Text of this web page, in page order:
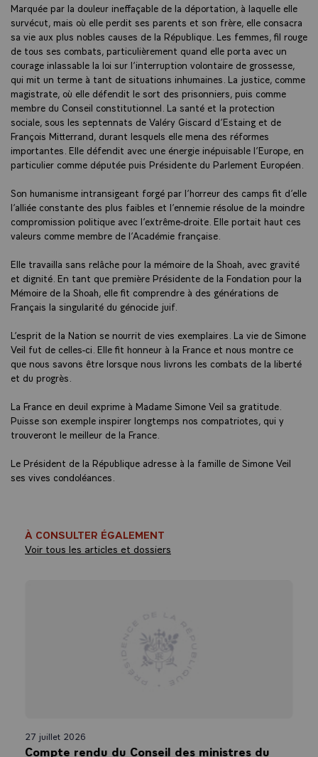
Marquée par la douleur ineffaçable de la déportation, à laquelle elle
survécut, mais où elle perdit ses parents et son frère, elle consacra
sa vie aux plus nobles causes de la République. Les femmes, fil rouge
de tous ses combats, particulièrement quand elle porta avec un
courage inlassable la loi sur l’interruption volontaire de grossesse,
qui mit un terme à tant de situations inhumaines. La justice, comme
magistrate, où elle défendit le sort des prisonniers, puis comme
membre du Conseil constitutionnel. La santé et la protection
sociale, sous les septennats de Valéry Giscard d’Estaing et de
François Mitterrand, durant lesquels elle mena des réformes
importantes. Elle défendit avec une énergie inépuisable l’Europe, en
particulier comme députée puis Présidente du Parlement Européen.
Son humanisme intransigeant forgé par l’horreur des camps fit d’elle
l’alliée constante des plus faibles et l’ennemie résolue de la moindre
compromission politique avec l’extrême-droite. Elle portait haut ces
valeurs comme membre de l’Académie française.
Elle travailla sans relâche pour la mémoire de la Shoah, avec gravité
et dignité. En tant que première Présidente de la Fondation pour la
Mémoire de la Shoah, elle fit comprendre à des générations de
Français la singularité du génocide juif.
L’esprit de la Nation se nourrit de vies exemplaires. La vie de Simone
Veil fut de celles-ci. Elle fit honneur à la France et nous montre ce
que nous savons être lorsque nous livrons les combats de la liberté
et du progrès.
La France en deuil exprime à Madame Simone Veil sa gratitude.
Puisse son exemple inspirer longtemps nos compatriotes, qui y
trouveront le meilleur de la France.
Le Président de la République adresse à la famille de Simone Veil
ses vives condoléances.
À CONSULTER ÉGALEMENT
Voir tous les articles et dossiers
27 juillet 2026
Compte rendu du Conseil des ministres du